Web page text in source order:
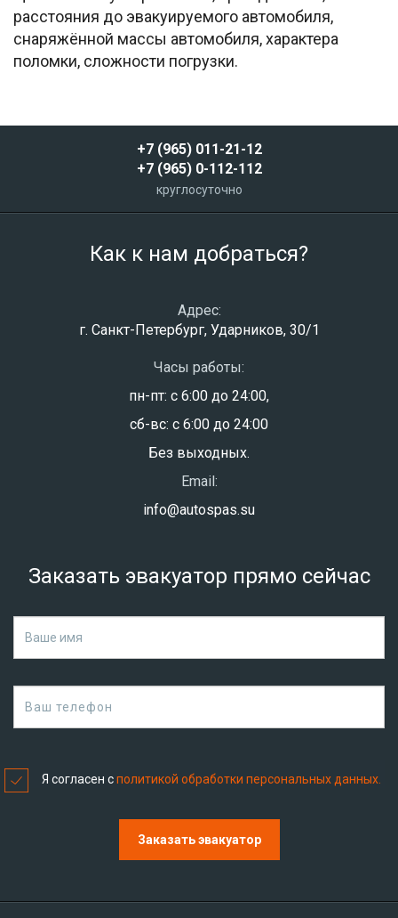
расстояния до эвакуируемого автомобиля,
снаряжённой массы автомобиля, характера
поломки, сложности погрузки.
+7 (965) 011-21-12
+7 (965) 0-112-112
круглосуточно
Как к нам добраться?
Адрес:
г. Санкт-Петербург, Ударников, 30/1
Часы работы:
пн-пт: с 6:00 до 24:00,
сб-вс: с 6:00 до 24:00
Без выходных.
Email:
info@autospas.su
Заказать эвакуатор прямо сейчас
Я соглаcен сполитикой обработки персональных данных.